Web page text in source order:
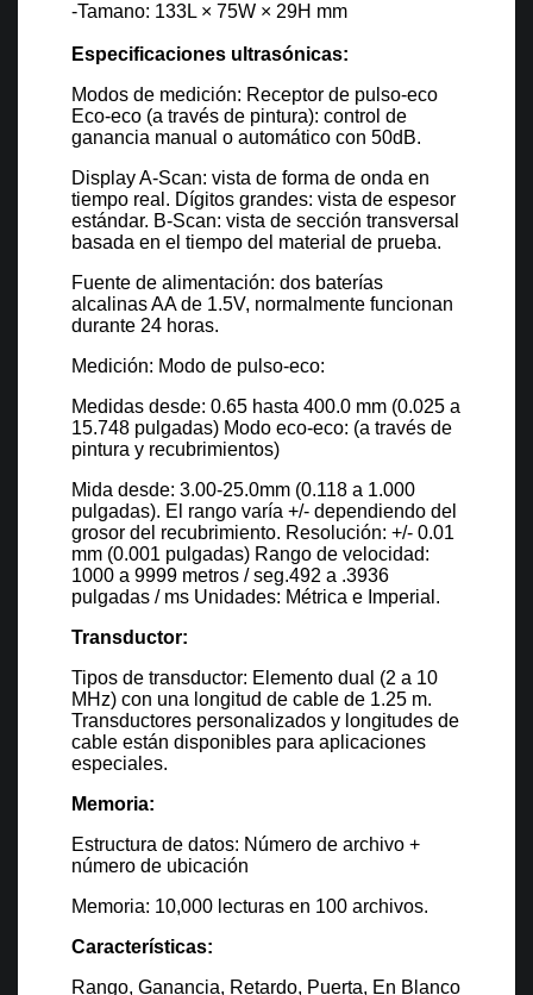
-Tamano: 133L × 75W × 29H mm
Especificaciones ultrasónicas:
Modos de medición: Receptor de pulso-eco
Eco-eco (a través de pintura): control de
ganancia manual o automático con 50dB.
Display A-Scan: vista de forma de onda en
tiempo real. Dígitos grandes: vista de espesor
estándar. B-Scan: vista de sección transversal
basada en el tiempo del material de prueba.
Fuente de alimentación: dos baterías
alcalinas AA de 1.5V, normalmente funcionan
durante 24 horas.
Medición: Modo de pulso-eco:
Medidas desde: 0.65 hasta 400.0 mm (0.025 a
15.748 pulgadas) Modo eco-eco: (a través de
pintura y recubrimientos)
Mida desde: 3.00-25.0mm (0.118 a 1.000
pulgadas). El rango varía +/- dependiendo del
grosor del recubrimiento. Resolución: +/- 0.01
mm (0.001 pulgadas) Rango de velocidad:
1000 a 9999 metros / seg.492 a .3936
pulgadas / ms Unidades: Métrica e Imperial.
Transductor:
Tipos de transductor: Elemento dual (2 a 10
MHz) con una longitud de cable de 1.25 m.
Transductores personalizados y longitudes de
cable están disponibles para aplicaciones
especiales.
Memoria:
Estructura de datos: Número de archivo +
número de ubicación
Memoria: 10,000 lecturas en 100 archivos.
Características:
Rango, Ganancia, Retardo, Puerta, En Blanco